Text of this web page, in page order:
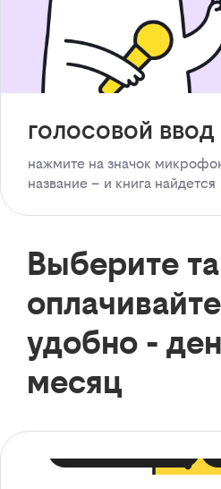
голосовой ввод
нажмите на значок
название – и книга найдется
Выберите
удобно -
месяц